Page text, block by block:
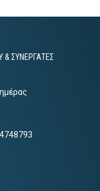
& ΣΥΝΕΡΓΑΤΕΣ